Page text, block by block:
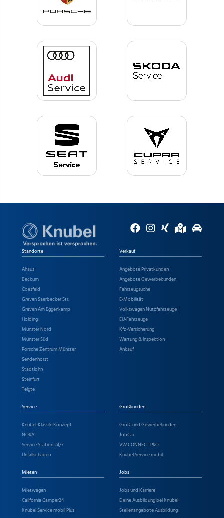
Standorte
Ahaus
Beckum
Coesfeld
Greven Saerbecker Str.
Greven Am Eggenkamp
Holding
Münster Nord
Münster Süd
Porsche Zentrum Münster
Sendenhorst
Stadtlohn
Steinfurt
Telgte
Verkauf
Angebote Privatkunden
Angebote Gewerbekunden
Fahrzeugsuche
E-Mobilität
Volkswagen Nutzfahrzeuge
EU-Fahrzeuge
Kfz-Versicherung
Wartung & Inspektion
Ankauf
Service
Knubel-Klassik-Konzept
NORA
Service Station 24/7
Unfallschäden
Großkunden
Groß- und Gewerbekunden
JobCar
VW CONNECT PRO
Knubel Service mobil
Mieten
Mietwagen
California Camper24
Knubel Service mobil Plus
Jobs
Jobs und Karriere
Deine Ausbildung bei Knubel
Stellenangebote Ausbildung